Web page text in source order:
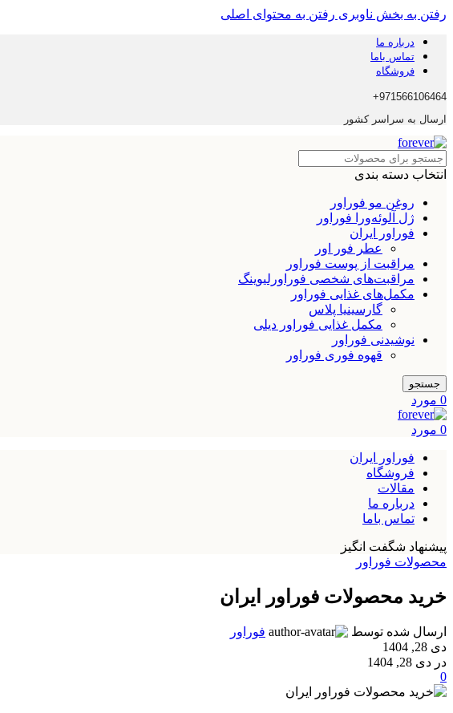
رفتن به بخش ناوبری رفتن به محتوای اصلی
درباره ما
تماس باما
فروشگاه
971566106464+
ارسال به سراسر کشور
انتخاب دسته بندی
روغن مو فوراور
ژل آلوئه‌ورا فوراور
فوراور ایران
عطر فور اور
مراقبت از پوست فوراور
مراقبت‌های شخصی فوراورلیوینگ
مکمل‌های غذایی فوراور
گارسینیا پلاس
مکمل غذایی فوراور دیلی
نوشیدنی فوراور
قهوه فوری فوراور
جستجو
0 مورد
0 مورد
فوراور ایران
فروشگاه
مقالات
درباره ما
تماس باما
پیشنهاد شگفت انگیز
محصولات فوراور
خرید محصولات فوراور ایران
ارسال شده توسط
فوراور
دی 28, 1404
در دی 28, 1404
0